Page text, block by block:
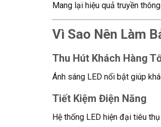
Mang lại hiệu quả truyền
Vì Sao Nên Làm
Thu Hút Khách Hàng
Ánh sáng LED nổi bật giúp
Tiết Kiệm Điện Năng
Hệ thống LED hiện đại tiêu